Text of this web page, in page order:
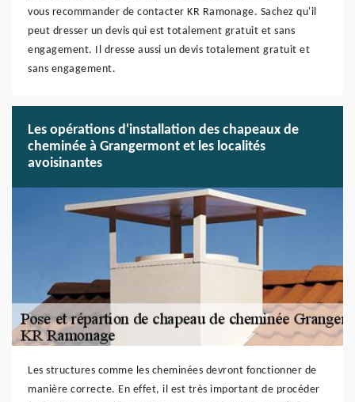
vous recommander de contacter KR Ramonage. Sachez qu'il
peut dresser un devis qui est totalement gratuit et sans
engagement. Il dresse aussi un devis totalement gratuit et
sans engagement.
Les opérations d'installation des chapeaux de
cheminée à Grangermont et les localités
avoisinantes
Les structures comme les cheminées devront fonctionner de
manière correcte. En effet, il est très important de procéder